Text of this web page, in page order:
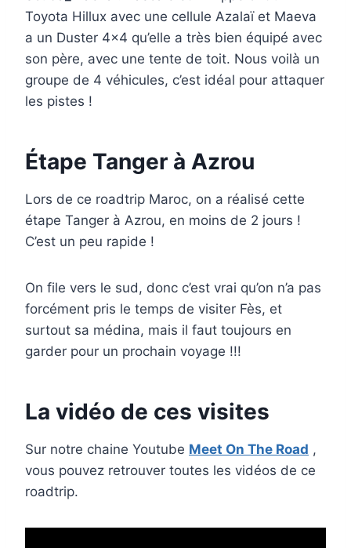
Toyota Hillux avec une cellule Azalaï et Maeva
a un Duster 4×4 qu’elle a très bien équipé avec
son père, avec une tente de toit. Nous voilà un
groupe de 4 véhicules, c’est idéal pour attaquer
les pistes !
Étape Tanger à Azrou
Lors de ce roadtrip Maroc, on a réalisé cette
étape Tanger à Azrou, en moins de 2 jours !
C’est un peu rapide !
On file vers le sud, donc c’est vrai qu’on n’a pas
forcément pris le temps de visiter Fès, et
surtout sa médina, mais il faut toujours en
garder pour un prochain voyage !!!
La vidéo de ces visites
Sur notre chaine Youtube Meet On The Road ,
vous pouvez retrouver toutes les vidéos de ce
roadtrip.